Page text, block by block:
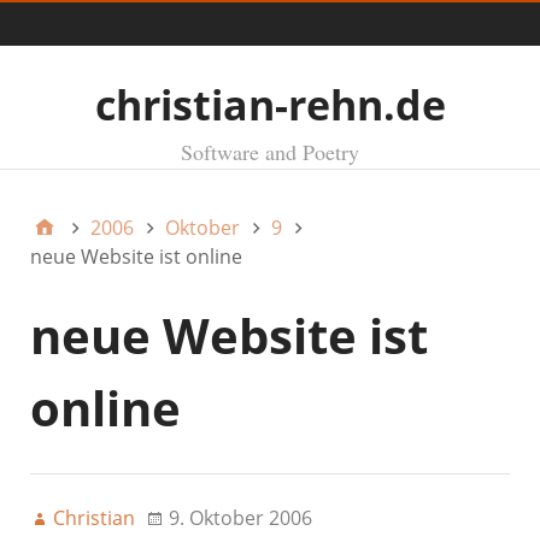
christian-rehn.de
Software and Poetry
2006 Oktober
9
neue Website ist online
neue Website ist
online
Christian 9. Oktober 2006